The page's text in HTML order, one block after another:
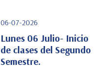
Ver Detalle
06-07-2026
Lunes 06 Julio- Inicio
de clases del Segundo
Semestre.